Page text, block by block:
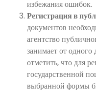
избежания ошибок.
Регистрация в
документов
агентство
занимает от
отметить, что для
государственной
выбранной формы